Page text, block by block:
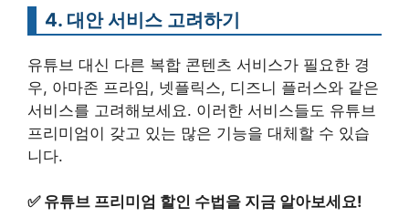
4. 대안 서비스 고려하기
유튜브 대신 다른 복합 콘텐츠 서비스가 필요한 경
우, 아마존 프라임, 넷플릭스, 디즈니 플러스와 같은
서비스를 고려해보세요. 이러한 서비스들도 유튜브
프리미엄이 갖고 있는 많은 기능을 대체할 수 있습
니다.
✅ 유튜브 프리미엄 할인 수법을 지금 알아보세요!